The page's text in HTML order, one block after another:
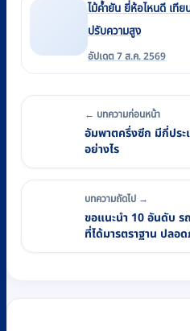
ไม้ค้ำยัน ยี่ห้อไหนดี เที
ปรับความสูง
อัปเดต 7 ส.ค. 2569
← บทความก่อนหน้า
อัมพาตครึ่งซีก มีกี่ประ
อย่างไร
บทความถัดไป →
ขอแนะนำ 10 อันดับ
ที่ได้มารตราฐาน ปลอ